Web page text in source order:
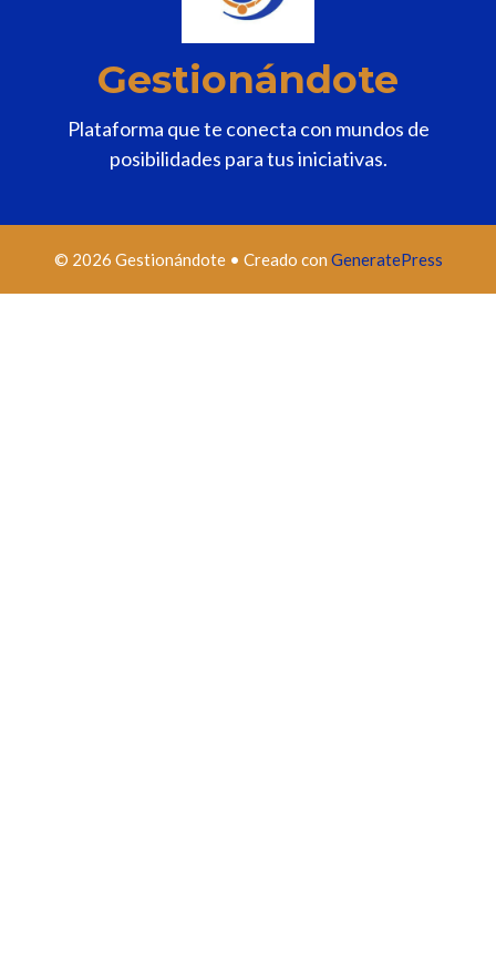
Gestionándote
Plataforma que te conecta con mundos de
posibilidades para tus iniciativas.
© 2026 Gestionándote• Creado con GeneratePress